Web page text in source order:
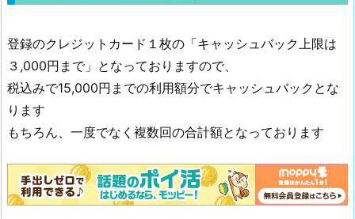
登録のクレジットカード１枚の「キャッシュバック上限は
３,000円まで」となっておりますので、
税込みで15,000円までの利用額分でキャッシュバックとな
ります
もちろん、一度でなく複数回の合計額となっております